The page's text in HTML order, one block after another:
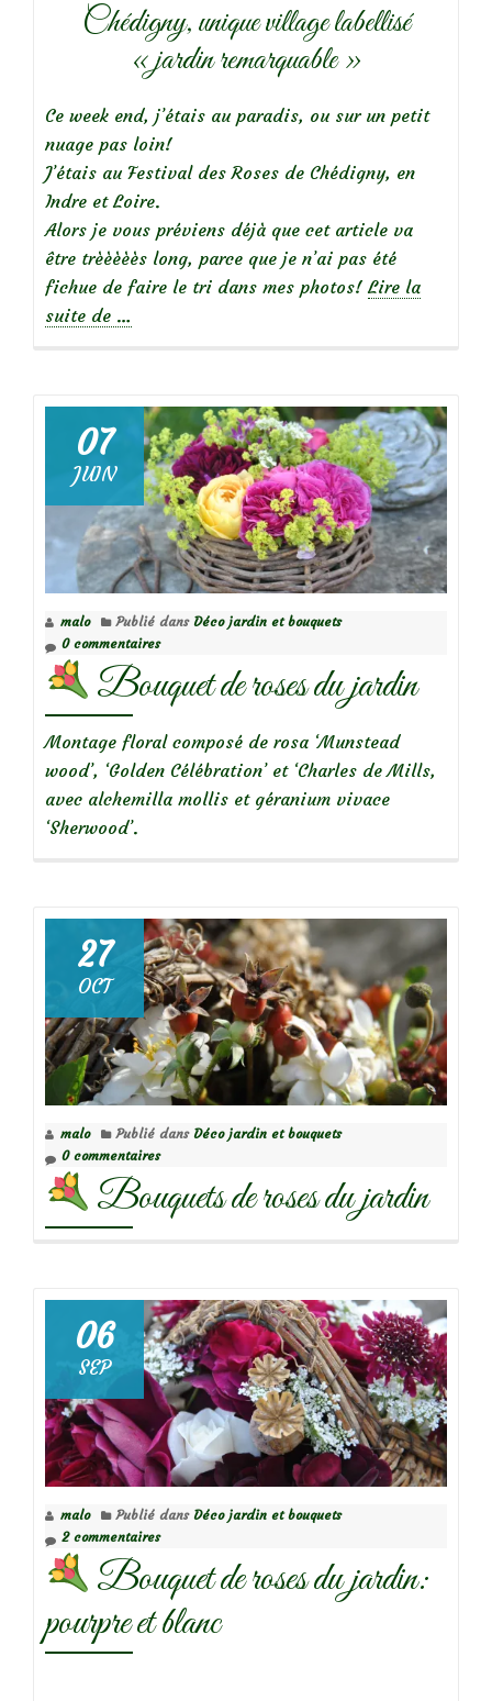
Chédigny, unique village labellisé
« jardin remarquable »
Ce week end, j’étais au paradis, ou sur un petit
nuage pas loin!
J’étais au Festival des Roses de Chédigny, en
Indre et Loire.
Alors je vous préviens déjà que cet article va
être trèèèèès long, parce que je n’ai pas été
fichue de faire le tri dans mes photos! Lire la
suite de
jardin
village
de
Chédigny
…
07
JUIN
malo Publié dans Déco jardin et bouquets
0 commentaires
Bouquet de roses du jardin
Montage floral composé de rosa ‘Munstead
wood’, ‘Golden Célébration’ et ‘Charles de Mills,
avec alchemilla mollis et géranium vivace
‘Sherwood’.
27
OCT
malo Publié dans Déco jardin et bouquets
0 commentaires
Bouquets de roses du jardin
06
SEP
malo Publié dans Déco jardin et bouquets
2 commentaires
Bouquet de roses du jardin:
pourpre et blanc